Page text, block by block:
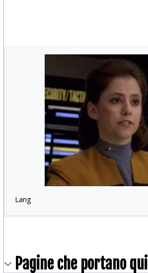
Lang
Pagine che portano qui